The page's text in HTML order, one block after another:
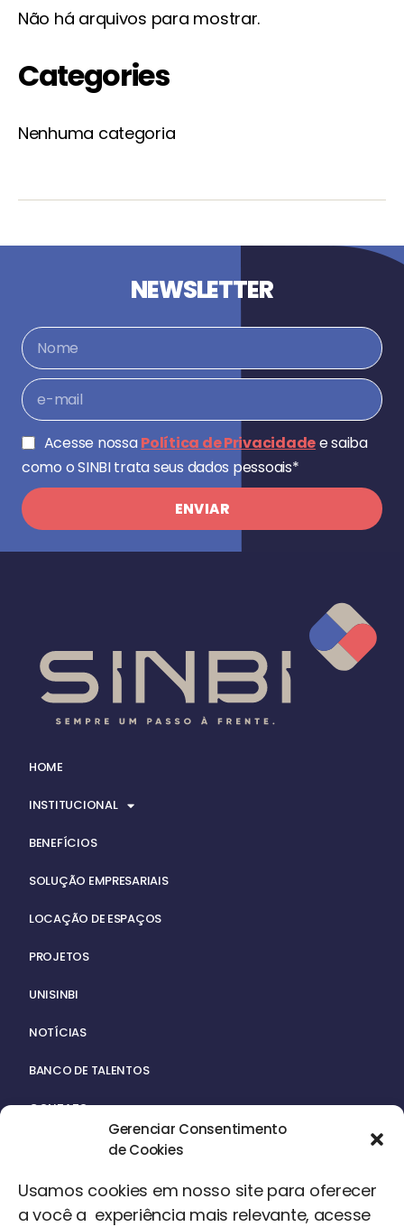
Gerenciar Consentimento
de Cookies
Usamos cookies em nosso site para oferecer
a você a experiência mais relevante, acesse
Não há arquivos para mostrar.
Categories
Nenhuma categoria
NEWSLETTER
Acesse nossaPolítica de Privacidadee saiba
como o SINBI trata seus dados pessoais*
ENVIAR
HOME
INSTITUCIONAL
BENEFÍCIOS
SOLUÇÃO EMPRESARIAIS
LOCAÇÃO DE ESPAÇOS
PROJETOS
UNISINBI
NOTÍCIAS
BANCO DE TALENTOS
CONTATO